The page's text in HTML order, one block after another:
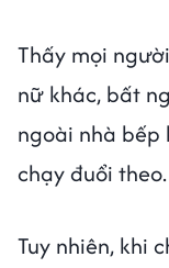
Thấy mọi
nữ khác, bất
ngoài nhà bếp
chạy đuổi theo.
Tuy nhiên, khi